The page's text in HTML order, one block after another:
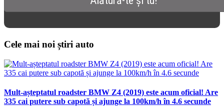
Cele mai noi știri auto
Mult-așteptatul roadster BMW Z4 (2019) este acum oficial! Are
335 cai putere sub capotă și ajunge la 100km/h în 4.6 secunde